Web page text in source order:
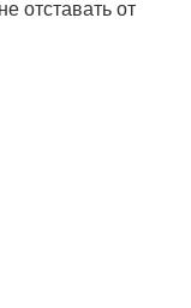
отставать от